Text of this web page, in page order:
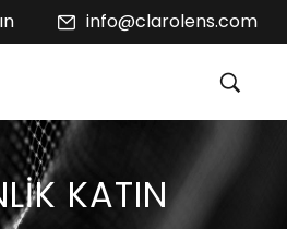
info@clarolens.com
KATIN